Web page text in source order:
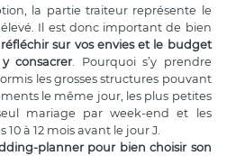
la partie traiteur représente le
Il est donc important de bien
réfléchir sur vos envies et le budget
consacrer. Pourquoi s’y prendre
les grosses structures pouvant
le même jour, les plus petites
mariage par week-end et les
10 à 12 mois avant le jour J.
planner pour bien choisir son